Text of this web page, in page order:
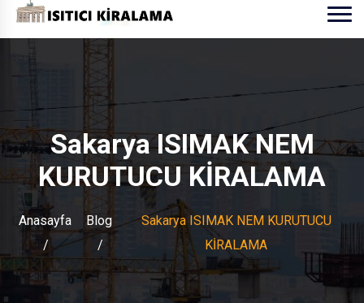
Sakarya ISIMAK NEM
KURUTUCU KİRALAMA
Anasayfa Blog
Sakarya ISIMAK NEM KURUTUCU
KİRALAMA